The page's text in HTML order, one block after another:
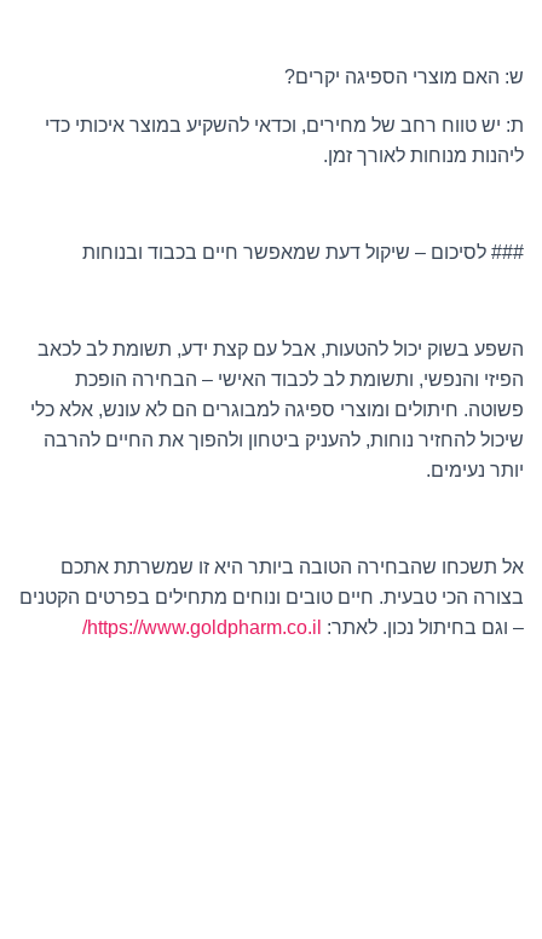
ש: האם מוצרי הספיגה יקרים?
ת: יש טווח רחב של מחירים, וכדאי להשקיע במוצר איכותי כדי
ליהנות מנוחות לאורך זמן.
### לסיכום – שיקול דעת שמאפשר חיים בכבוד ובנוחות
השפע בשוק יכול להטעות, אבל עם קצת ידע, תשומת לב לכאב
הפיזי והנפשי, ותשומת לב לכבוד האישי – הבחירה הופכת
פשוטה. חיתולים ומוצרי ספיגה למבוגרים הם לא עונש, אלא כלי
שיכול להחזיר נוחות, להעניק ביטחון ולהפוך את החיים להרבה
יותר נעימים.
אל תשכחו שהבחירה הטובה ביותר היא זו שמשרתת אתכם
בצורה הכי טבעית. חיים טובים ונוחים מתחילים בפרטים הקטנים
– וגם בחיתול נכון. לאתר: https://www.goldpharm.co.il/